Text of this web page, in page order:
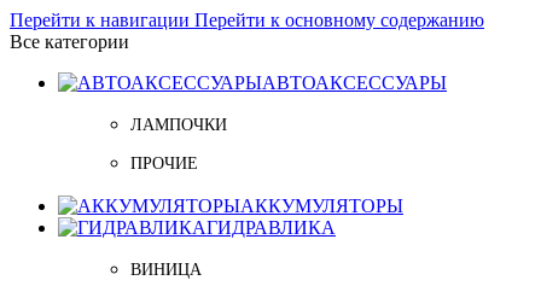
Перейти к навигации Перейти к основному содержанию
Все категории
АВТОАКСЕССУАРЫ
ЛАМПОЧКИ
ПРОЧИЕ
АККУМУЛЯТОРЫ
ГИДРАВЛИКА
ВИНИЦА